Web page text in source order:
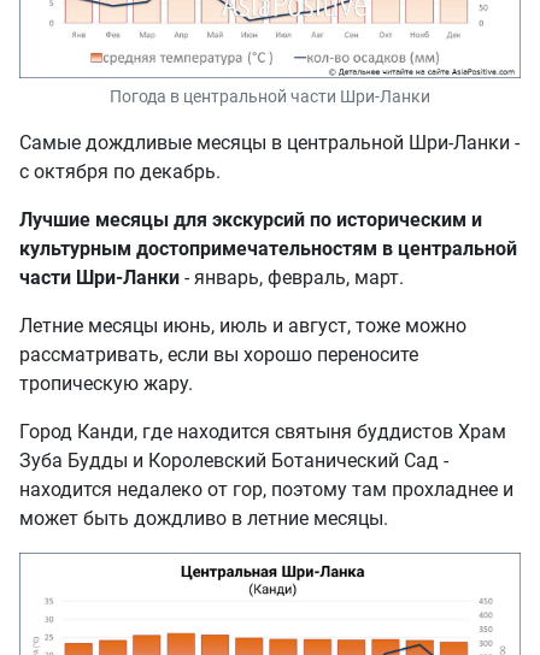
Погода в центральной части Шри-Ланки
Самые дождливые месяцы в центральной Шри-Ланки -
с октября по декабрь.
Лучшие месяцы для экскурсий по историческим и
культурным достопримечательностям в центральной
части Шри-Ланки - январь, февраль, март.
Летние месяцы июнь, июль и август, тоже можно
рассматривать, если вы хорошо переносите
тропическую жару.
Город Канди, где находится святыня буддистов Храм
Зуба Будды и Королевский Ботанический Сад -
находится недалеко от гор, поэтому там прохладнее и
может быть дождливо в летние месяцы.